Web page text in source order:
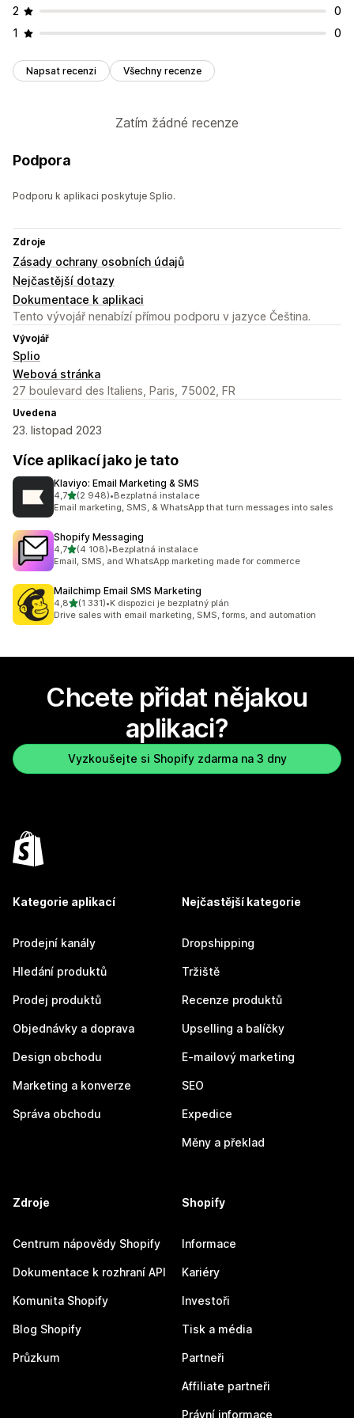
2
0
1
0
Napsat recenzi Všechny recenze
Zatím žádné recenze
Podpora
Podporu k aplikaci poskytuje Splio.
Zdroje
Zásady ochrany osobních údajů
Nejčastější dotazy
Dokumentace k aplikaci
Tento vývojář nenabízí přímou podporu v jazyce Čeština.
Vývojář
Splio
Webová stránka
27 boulevard des Italiens, Paris, 75002, FR
Uvedena
23. listopad 2023
Více aplikací jako je tato
Klaviyo: Email Marketing & SMS
4,7z 5 hvězd
(2 948)
Celkový počet recenzí: 2948
•Bezplatná instalace
Email marketing, SMS, & WhatsApp that turn messages into sales
Shopify Messaging
4,7z 5 hvězd
(4 108)
Celkový počet recenzí: 4108
•Bezplatná instalace
Email, SMS, and WhatsApp marketing made for commerce
Mailchimp Email SMS Marketing
4,8z 5 hvězd
(1 331)
Celkový počet recenzí: 1331
•K dispozici je bezplatný plán
Drive sales with email marketing, SMS, forms, and automation
Chcete přidat nějakou
aplikaci?
Vyzkoušejte si Shopify zdarma na 3 dny
Kategorie aplikací
Prodejní kanály
Hledání produktů
Prodej produktů
Objednávky a doprava
Design obchodu
Marketing a konverze
Správa obchodu
Nejčastější kategorie
Dropshipping
Tržiště
Recenze produktů
Upselling a balíčky
E-mailový marketing
SEO
Expedice
Měny a překlad
Zdroje
Centrum nápovědy Shopify
Dokumentace k rozhraní API
Komunita Shopify
Blog Shopify
Průzkum
Shopify
Informace
Kariéry
Investoři
Tisk a média
Partneři
Affiliate partneři
Právní informace